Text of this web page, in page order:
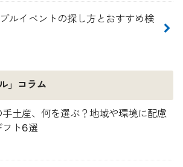
ルイベントの探し方とおすすめ検
」コラム
手土産、何を選ぶ？地域や環境に配慮
フト6選